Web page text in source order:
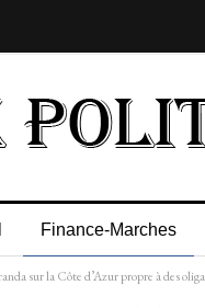
Finance-Marches
sur la Côte d’Azur propre à des